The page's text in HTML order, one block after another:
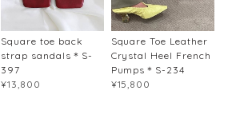
Square toe back
strap sandals＊S-
397
¥13,800
Square Toe Leather
Crystal Heel French
Pumps＊S-234
¥15,800